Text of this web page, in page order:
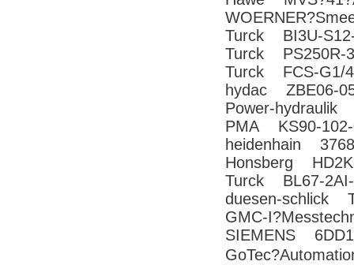
Turck BI3U-S12-
Turck PS250R-
Turck FCS-G1/
hydac ZBE06-
Power-hydraulik
PMA KS90-102-
heidenhain
Honsberg
Turck BL67-2AI-
duesen-schlick
GMC-
SIEMENS